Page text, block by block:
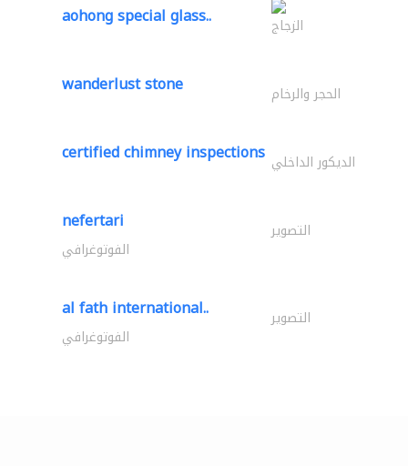
aohong special glass.. الزجاج
wanderlust stone الحجر والرخام
certified chimney inspections الديكور الداخلي
nefertari التصوير
الفوتوغرافي
al fath international.. التصوير
الفوتوغرافي